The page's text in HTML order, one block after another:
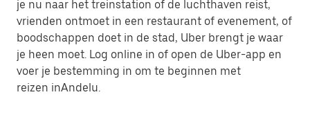
je nu naar het treinstation of de luchthaven reist,
vrienden ontmoet in een restaurant of evenement, of
boodschappen doet in de stad, Uber brengt je waar
je heen moet. Log online in of open de Uber-app en
voer je bestemming in om te beginnen met
reizen inAndelu.